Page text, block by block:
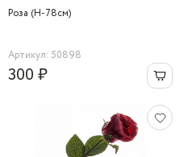
Роза (H-78см)
Артикул: 50898
300 ₽